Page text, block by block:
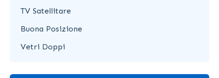
TV Satellitare
Buona Posizione
Vetri Doppi